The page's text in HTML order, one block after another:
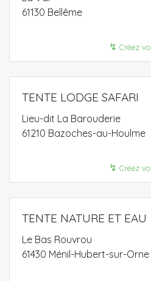
61130 Bellême
↯ Créez
TENTE LODGE SAFARI
Lieu-dit La Barouderie
61210 Bazoches-au-Houlme
↯ Créez
TENTE NATURE ET EAU
Le Bas Rouvrou
61430 Ménil-Hubert-sur-Orne